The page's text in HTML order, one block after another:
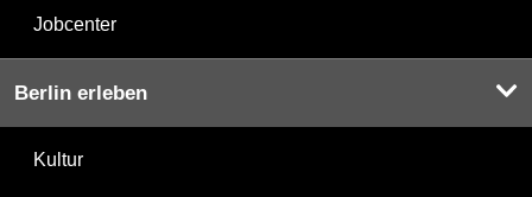
Jobcenter
Berlin erleben
Kultur